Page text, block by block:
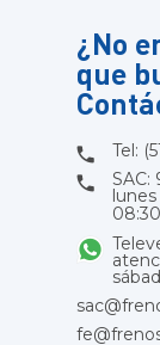
¿No
que
Tel:
SAC: